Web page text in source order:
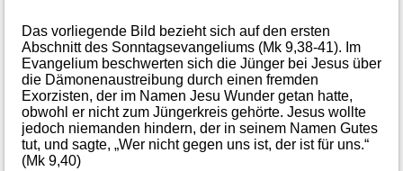
Das vorliegende Bild bezieht sich auf den ersten
Abschnitt des Sonntagsevangeliums (Mk 9,38-41). Im
Evangelium beschwerten sich die Jünger bei Jesus über
die Dämonenaustreibung durch einen fremden
Exorzisten, der im Namen Jesu Wunder getan hatte,
obwohl er nicht zum Jüngerkreis gehörte. Jesus wollte
jedoch niemanden hindern, der in seinem Namen Gutes
tut, und sagte, „Wer nicht gegen uns ist, der ist für uns.“
(Mk 9,40)